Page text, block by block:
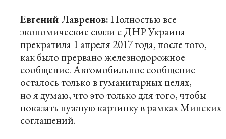
Евгений Лавренов: Полностью все
экономические связи с ДНР Украина
прекратила 1 апреля 2017 года, после того,
как было прервано железнодорожное
сообщение. Автомобильное сообщение
осталось только в гуманитарных целях,
но я думаю, что это только для того, чтобы
показать нужную картинку в рамках Минских
соглашений.